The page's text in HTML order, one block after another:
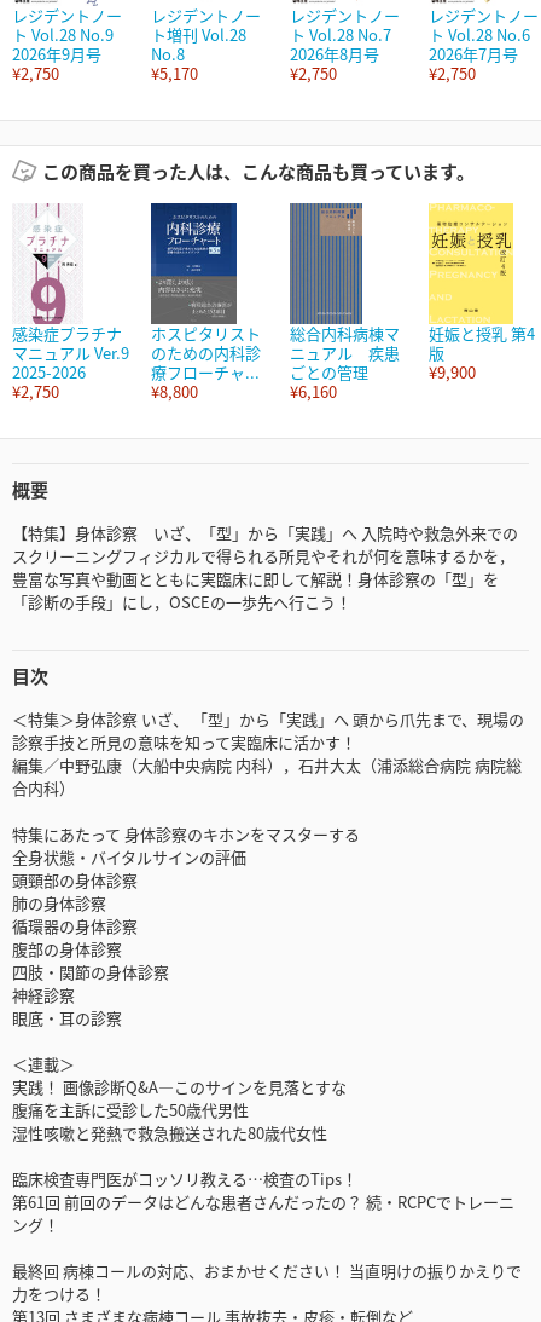
レジデントノー
ト Vol.28 No.9
2026年9月号
¥2,750
レジデントノー
ト増刊 Vol.28
No.8
¥5,170
レジデントノー
ト Vol.28 No.7
2026年8月号
¥2,750
レジデントノー
ト Vol.28 No.6
2026年7月号
¥2,750
この商品を買った人は、こんな商品も買っています。
感染症プラチナ
マニュアル Ver.9
2025-2026
¥2,750
ホスピタリスト
のための内科診
療フローチャ...
¥8,800
総合内科病棟マ
ニュアル 疾患
ごとの管理
¥6,160
妊娠と授乳 第4
版
¥9,900
概要
【特集】身体診察 いざ、「型」から「実践」へ 入院時や救急外来での
スクリーニングフィジカルで得られる所見やそれが何を意味するかを，
豊富な写真や動画とともに実臨床に即して解説！身体診察の「型」を
「診断の手段」にし，OSCEの一歩先へ行こう！
目次
＜特集＞身体診察 いざ、 「型」から「実践」へ 頭から爪先まで、現場の
診察手技と所見の意味を知って実臨床に活かす！
編集／中野弘康（大船中央病院 内科），石井大太（浦添総合病院 病院総
合内科）
特集にあたって 身体診察のキホンをマスターする
全身状態・バイタルサインの評価
頭頸部の身体診察
肺の身体診察
循環器の身体診察
腹部の身体診察
四肢・関節の身体診察
神経診察
眼底・耳の診察
＜連載＞
実践！ 画像診断Q&A―このサインを見落とすな
腹痛を主訴に受診した50歳代男性
湿性咳嗽と発熱で救急搬送された80歳代女性
臨床検査専門医がコッソリ教える…検査のTips！
第61回 前回のデータはどんな患者さんだったの？ 続・RCPCでトレーニ
ング！
最終回 病棟コールの対応、おまかせください！ 当直明けの振りかえりで
力をつける！
第13回 さまざまな病棟コール 事故抜去・皮疹・転倒など